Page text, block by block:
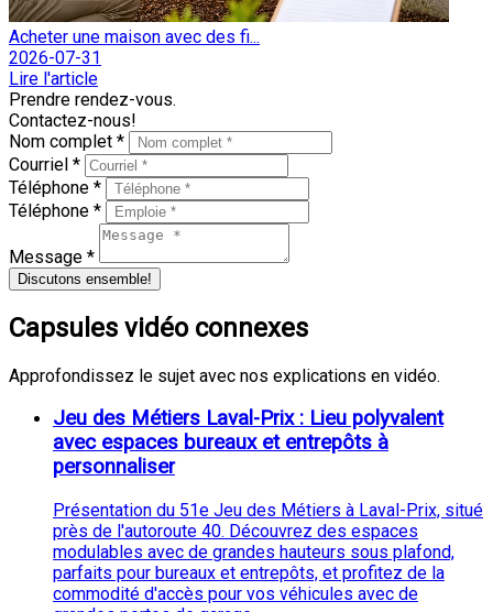
Acheter une maison avec des fi...
2026-07-31
Lire l'article
Prendre rendez-vous.
Contactez-nous!
Nom complet *
Courriel *
Téléphone *
Téléphone *
Message *
Discutons ensemble!
Capsules vidéo connexes
Approfondissez le sujet avec nos explications en vidéo.
Jeu des Métiers Laval-Prix : Lieu polyvalent
avec espaces bureaux et entrepôts à
personnaliser
Présentation du 51e Jeu des Métiers à Laval-Prix, situé
près de l'autoroute 40. Découvrez des espaces
modulables avec de grandes hauteurs sous plafond,
parfaits pour bureaux et entrepôts, et profitez de la
commodité d'accès pour vos véhicules avec de